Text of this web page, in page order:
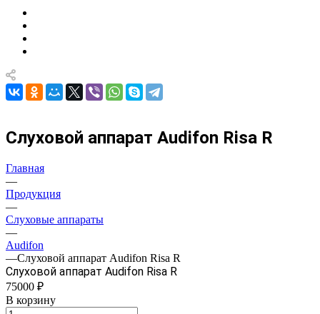
Слуховой аппарат Audifon Risa R
Главная
—
Продукция
—
Слуховые аппараты
—
Audifon
—Слуховой аппарат Audifon Risa R
Слуховой аппарат Audifon Risa R
75000 ₽
В корзину